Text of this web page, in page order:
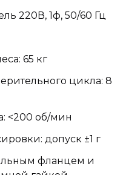
220В, 1ф, 50/60 Гц
65 кг
цикла: 8
<200 об/мин
допуск ±1 г
фланцем и